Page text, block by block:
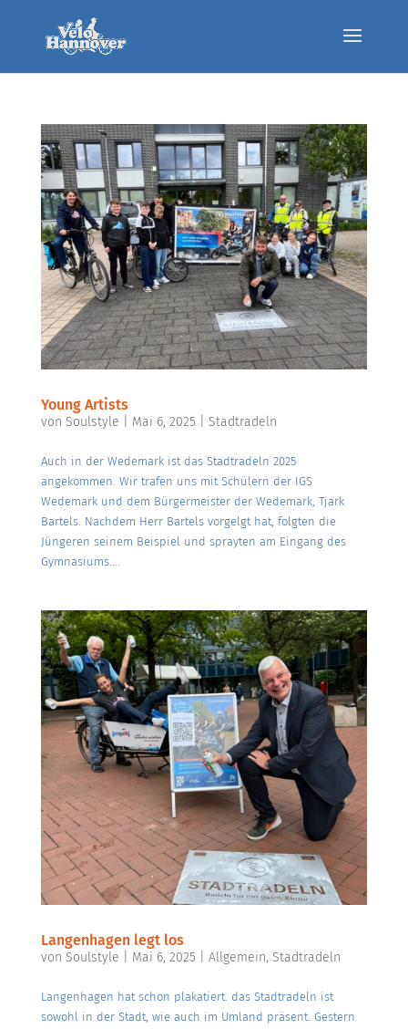
Young Artists
von Soulstyle Mai 6, 2025 Stadtradeln
Auch in der Wedemark ist das Stadtradeln 2025
angekommen. Wir trafen uns mit Schülern der IGS
Wedemark und dem Bürgermeister der Wedemark, Tjark
Bartels. Nachdem Herr Bartels vorgelgt hat, folgten die
Jüngeren seinem Beispiel und sprayten am Eingang des
Gymnasiums....
Langenhagen legt los
von Soulstyle Mai 6, 2025 Allgemein, Stadtradeln
Langenhagen hat schon plakatiert. das Stadtradeln ist
sowohl in der Stadt, wie auch im Umland präsent. Gestern